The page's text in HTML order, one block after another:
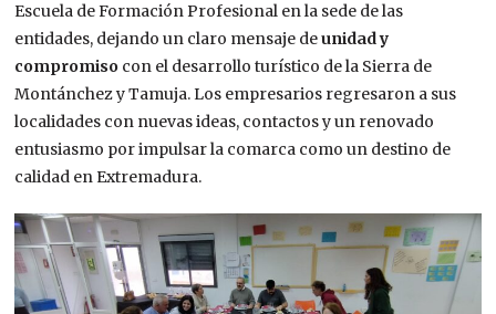
Escuela de Formación Profesional en la sede de las
entidades, dejando un claro mensaje deunidad y
compromiso con el desarrollo turístico de la Sierra de
Montánchez y Tamuja. Los empresarios regresaron a sus
localidades con nuevas ideas, contactos y un renovado
entusiasmo por impulsar la comarca como un destino de
calidad en Extremadura.